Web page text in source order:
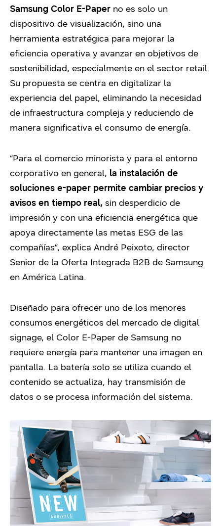
Samsung Color E-Paper no es solo un
dispositivo de visualización, sino una
herramienta estratégica para mejorar la
eficiencia operativa y avanzar en objetivos de
sostenibilidad, especialmente en el sector retail.
Su propuesta se centra en digitalizar la
experiencia del papel, eliminando la necesidad
de infraestructura compleja y reduciendo de
manera significativa el consumo de energía.
“Para el comercio minorista y para el entorno
corporativo en general, la instalación de
soluciones e-paper permite cambiar precios y
avisos en tiempo real, sin desperdicio de
impresión y con una eficiencia energética que
apoya directamente las metas ESG de las
compañías”, explica André Peixoto, director
Senior de la Oferta Integrada B2B de Samsung
en América Latina.
Diseñado para ofrecer uno de los menores
consumos energéticos del mercado de digital
signage, el Color E-Paper de Samsung no
requiere energía para mantener una imagen en
pantalla. La batería solo se utiliza cuando el
contenido se actualiza, hay transmisión de
datos o se procesa información del sistema.